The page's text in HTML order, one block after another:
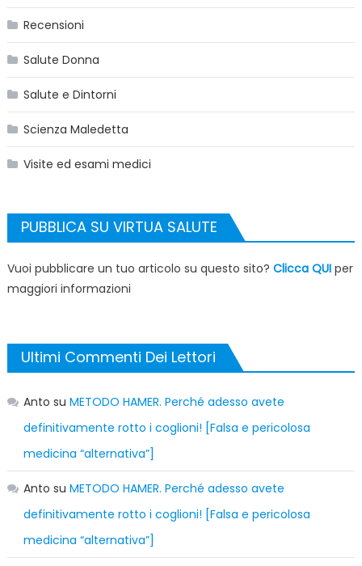
Recensioni
Salute Donna
Salute e Dintorni
Scienza Maledetta
Visite ed esami medici
PUBBLICA SU VIRTUA SALUTE
Vuoi pubblicare un tuo articolo su questo sito? Clicca QUIper
maggiori informazioni
Ultimi Commenti Dei Lettori
Anto su METODO HAMER. Perché adesso avete
definitivamente rotto i coglioni! [Falsa e pericolosa
medicina “alternativa”]
Anto su METODO HAMER. Perché adesso avete
definitivamente rotto i coglioni! [Falsa e pericolosa
medicina “alternativa”]